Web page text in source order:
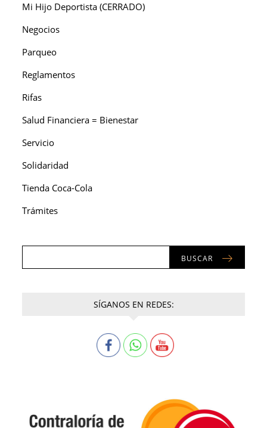
Mi Hijo Deportista (CERRADO)
Negocios
Parqueo
Reglamentos
Rifas
Salud Financiera = Bienestar
Servicio
Solidaridad
Tienda Coca-Cola
Trámites
BUSCAR
SÍGANOS EN REDES: